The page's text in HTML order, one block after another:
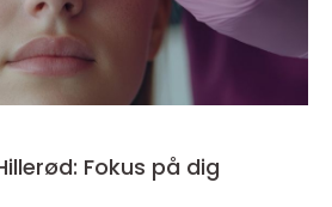
Fokus på dig